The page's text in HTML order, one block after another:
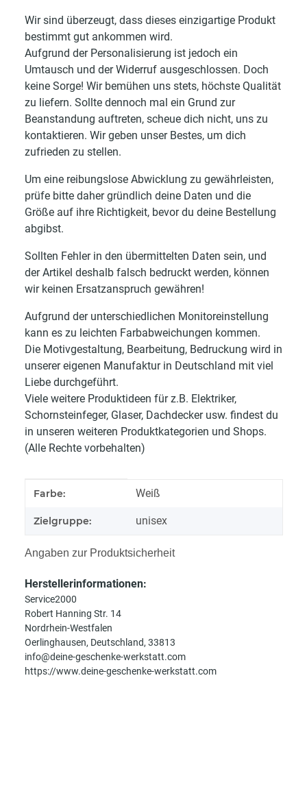
Wir sind überzeugt, dass dieses einzigartige Produkt
bestimmt gut ankommen wird.
Aufgrund der Personalisierung ist jedoch ein
Umtausch und der Widerruf ausgeschlossen. Doch
keine Sorge! Wir bemühen uns stets, höchste Qualität
zu liefern. Sollte dennoch mal ein Grund zur
Beanstandung auftreten, scheue dich nicht, uns zu
kontaktieren. Wir geben unser Bestes, um dich
zufrieden zu stellen.
Um eine reibungslose Abwicklung zu gewährleisten,
prüfe bitte daher gründlich deine Daten und die
Größe auf ihre Richtigkeit, bevor du deine Bestellung
abgibst.
Sollten Fehler in den übermittelten Daten sein, und
der Artikel deshalb falsch bedruckt werden, können
wir keinen Ersatzanspruch gewähren!
Aufgrund der unterschiedlichen Monitoreinstellung
kann es zu leichten Farbabweichungen kommen.
Die Motivgestaltung, Bearbeitung, Bedruckung wird in
unserer eigenen Manufaktur in Deutschland mit viel
Liebe durchgeführt.
Viele weitere Produktideen für z.B. Elektriker,
Schornsteinfeger, Glaser, Dachdecker usw. findest du
in unseren weiteren Produktkategorien und Shops.
(Alle Rechte vorbehalten)
Produkteigenschaft
Wert
Farbe: Weiß
Zielgruppe: unisex
Angaben zur Produktsicherheit
Herstellerinformationen:
Service2000
Robert Hanning Str. 14
Nordrhein-Westfalen
Oerlinghausen, Deutschland, 33813
info@deine-geschenke-werkstatt.com
https://www.deine-geschenke-werkstatt.com